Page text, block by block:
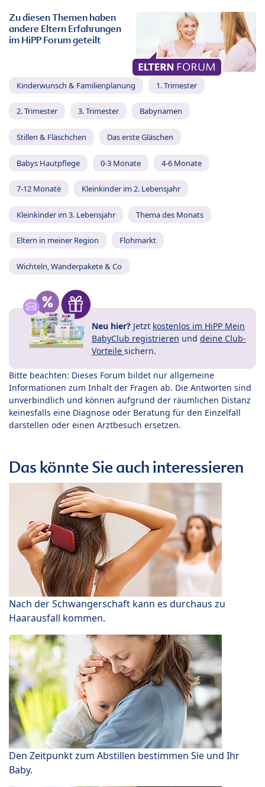
Zu diesen Themen haben
andere Eltern Erfahrungen
im HiPP Forum geteilt
Kinderwunsch & Familienplanung 1. Trimester
2. Trimester 3. Trimester Babynamen
Stillen & Fläschchen Das erste Gläschen
Babys Hautpflege 0-3 Monate 4-6 Monate
7-12 Monate Kleinkinder im 2. Lebensjahr
Kleinkinder im 3. Lebensjahr Thema des Monats
Eltern in meiner Region Flohmarkt
Wichteln, Wanderpakete & Co
Neu hier? Jetzt kostenlos im HiPP Mein
BabyClub registrieren und deine Club-
Vorteile sichern.
Bitte beachten: Dieses Forum bildet nur allgemeine
Informationen zum Inhalt der Fragen ab. Die Antworten sind
unverbindlich und können aufgrund der räumlichen Distanz
keinesfalls eine Diagnose oder Beratung für den Einzelfall
darstellen oder einen Arztbesuch ersetzen.
Das könnte Sie auch interessieren
Nach der Schwangerschaft kann es durchaus zu
Haarausfall kommen.
Den Zeitpunkt zum Abstillen bestimmen Sie und Ihr
Baby.